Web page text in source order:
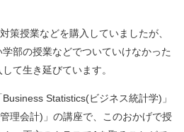
策授業などを購入していましたが、
部の授業などでついていけなかった
て生き延びています。
Statistics(ビジネス統計学)」
理会計)」の講座で、このおかげで授